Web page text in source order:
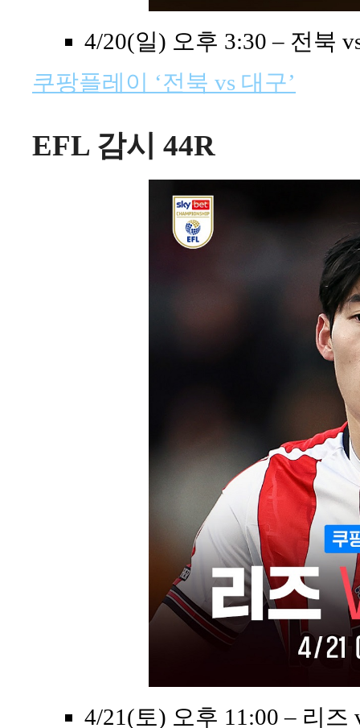
4/20(일) 오후 3:30 – 전북
쿠팡플레이 ‘전북 vs 대구’
EFL 감시 44R
4/21(토) 오후 11:00 – 리즈